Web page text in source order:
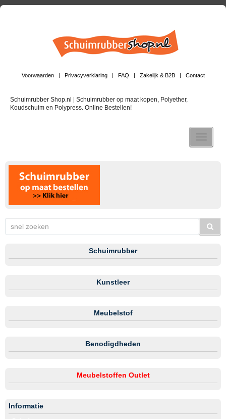
Voorwaarden Privacyverklaring FAQ Zakelijk & B2B Contact
Schuimrubber Shop.nl | Schuimrubber op maat kopen, Polyether,
Koudschuim en Polypress. Online Bestellen!
Toggle
Schuimrubber
Kunstleer
Meubelstof
Benodigdheden
Meubelstoffen Outlet
Informatie